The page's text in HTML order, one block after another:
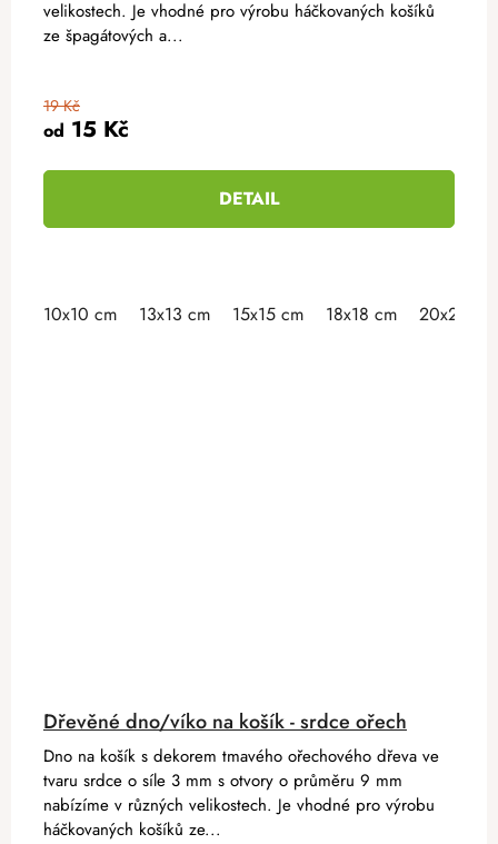
od 15 Kč
19 Kč
DETAIL
velikostech. Je vhodné pro výrobu háčkovaných košíků
ze špagátových a...
10x10 cm 13x13 cm 15x15 cm 18x18 cm 20x20 cm
Dřevěné dno/víko na košík - srdce ořech
Dno na košík s dekorem tmavého ořechového dřeva ve
tvaru srdce o síle 3 mm s otvory o průměru 9 mm
nabízíme v různých velikostech. Je vhodné pro výrobu
háčkovaných košíků ze...